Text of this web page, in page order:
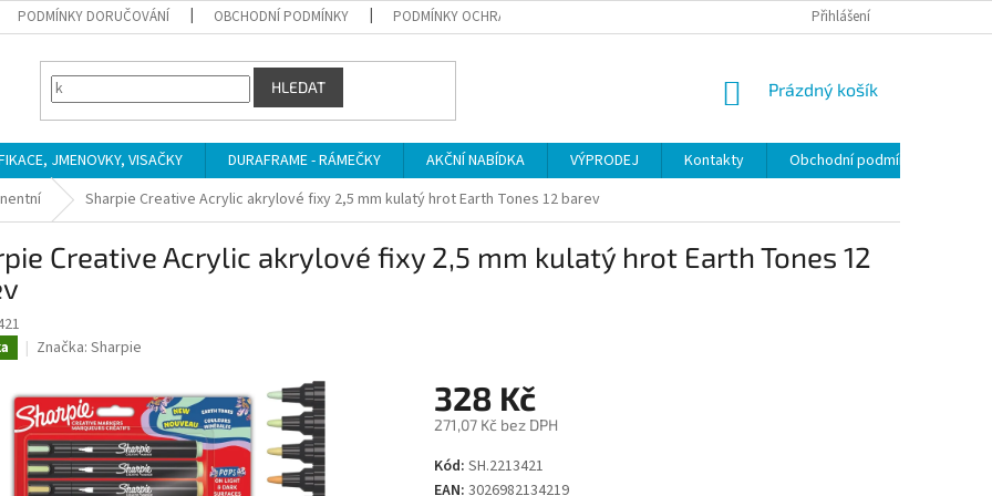
PODMÍNKY DORUČOVÁNÍ OBCHODNÍ PODMÍNKY PODMÍNKY OCHRANY OSOBNÍCH ÚDAJŮ Přihlášení
HLEDAT
NÁKUPNÍ
Prázdný košík
JMENOVKY, VISAČKY DURAFRAME - RÁMEČKY AKČNÍ NABÍDKA VÝPRODEJ Kontakty
Obchodní podmínky
Sharpie Creative Acrylic akrylové fixy 2,5 mm kulatý hrot Earth Tones 12 barev
Creative Acrylic akrylové fixy 2,5 mm kulatý hrot Earth Tones 12
Značka: Sharpie
328 Kč
271,07 Kč bez DPH
Měrná
cena:
Kód: SH.2213421
EAN: 3026982134219